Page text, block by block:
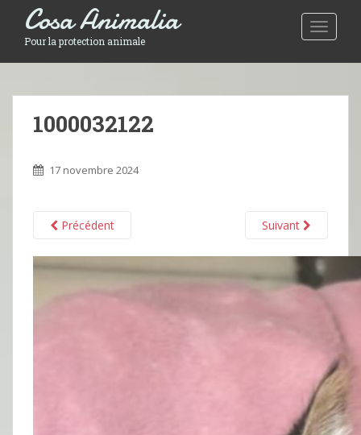
Toggle
Cosa Animalia
Pour la protection animale
1000032122
17 novembre 2024
Précédent Suivant